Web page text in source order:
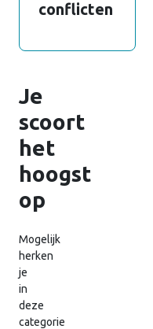
conflicten
Je
scoort
het
hoogst
op
Mogelijk
herken
je
in
deze
categorie